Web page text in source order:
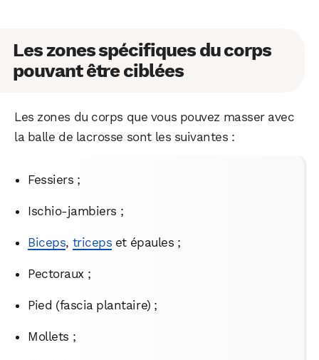
Les zones spécifiques du corps
pouvant être ciblées
Les zones du corps que vous pouvez masser avec
la balle de lacrosse sont les suivantes :
Fessiers ;
Ischio-jambiers ;
Biceps, triceps et épaules ;
Pectoraux ;
Pied (fascia plantaire) ;
Mollets ;